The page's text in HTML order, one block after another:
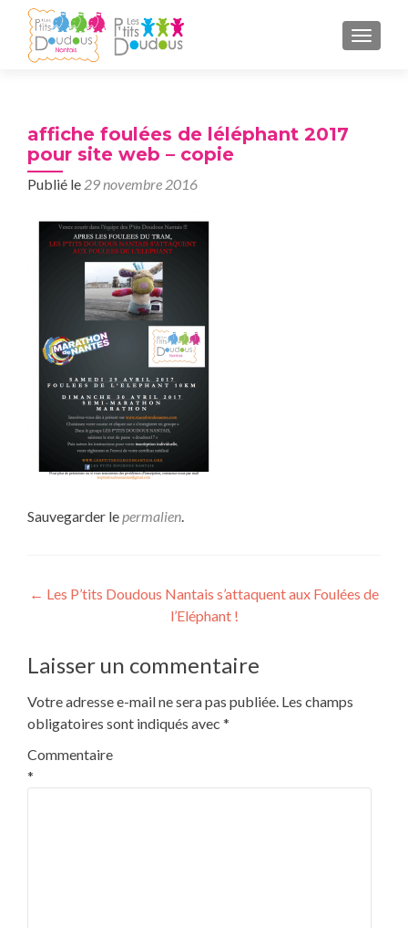
affiche foulées de léléphant 2017
pour site web – copie
Publié le 29 novembre 2016
Sauvegarder lepermalien.
Navigation
l’article
← Les P’tits Doudous Nantais s’attaquent aux Foulées de
l’Eléphant !
Laisser un commentaire
Votre adresse e-mail ne sera pas publiée. Les champs
obligatoires sont indiqués avec *
Commentaire
*